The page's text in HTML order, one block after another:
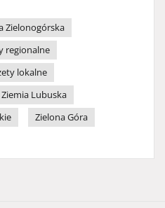
Zielonogórska
regionalne
lokalne
Ziemia Lubuska
Zielona Góra